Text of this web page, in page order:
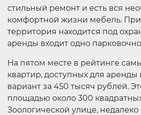
стильный ремонт и есть вся
комфортной жизни мебель.
территория находится под
аренды входит одно
На пятом месте в рейтинге
квартир, доступных для аренды
вариант за 450 тысяч рублей.
площадью около 300
Зоологической улице, недалеко